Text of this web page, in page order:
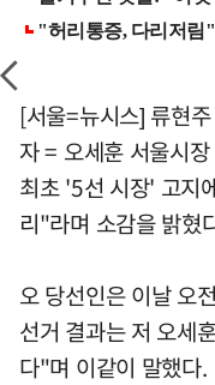
[서울=뉴시스] 류현
자 = 오세훈 서울시
최초 '5선 시장' 고지
리"라며 소감을 밝혔
오 당선인은 이날 오
선거 결과는 저 오세
다"며 이같이 말했다.